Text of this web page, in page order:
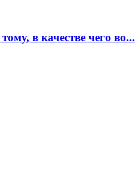
в качестве чего во...